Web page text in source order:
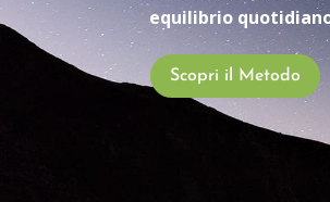
equilibrio
Scopri il Metodo